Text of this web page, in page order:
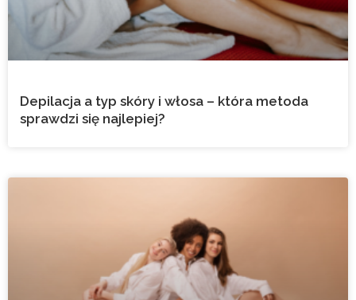
Depilacja a typ skóry i włosa – która metoda
sprawdzi się najlepiej?